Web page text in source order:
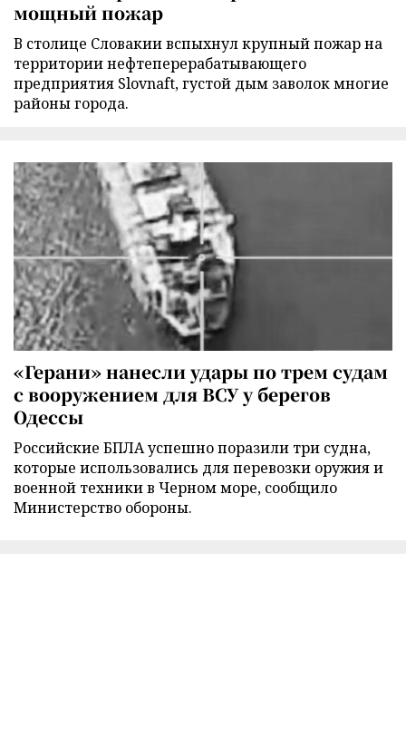
мощный пожар
В столице Словакии вспыхнул крупный пожар на
территории нефтеперерабатывающего
предприятия Slovnaft, густой дым заволок многие
районы города.
«Герани» нанесли удары по трем судам
с вооружением для ВСУ у берегов
Одессы
Российские БПЛА успешно поразили три судна,
которые использовались для перевозки оружия и
военной техники в Черном море, сообщило
Министерство обороны.